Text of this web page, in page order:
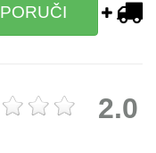
PORUČI
2.0